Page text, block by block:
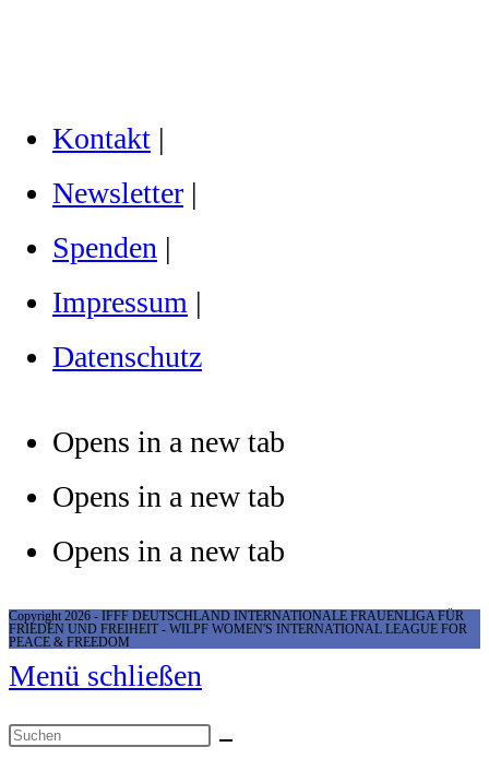
Kontakt |
Newsletter |
Spenden |
Impressum |
Datenschutz
Opens in a new tab
Opens in a new tab
Opens in a new tab
Copyright 2026 - IFFF DEUTSCHLAND INTERNATIONALE FRAUENLIGA FÜR
FRIEDEN UND FREIHEIT - WILPF WOMEN'S INTERNATIONAL LEAGUE FOR
PEACE & FREEDOM
Menü schließen